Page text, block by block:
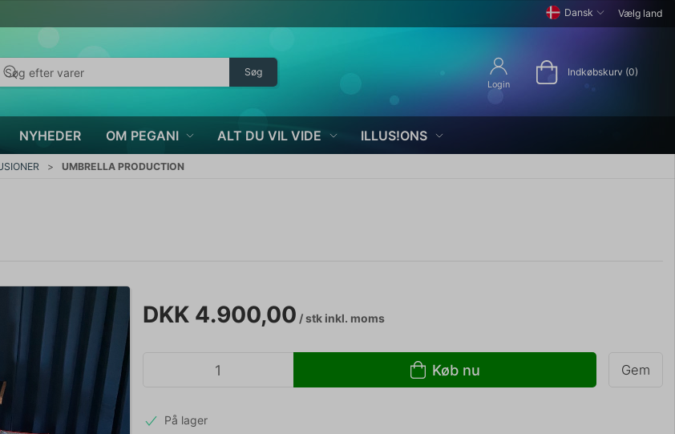
Dansk Vælg land
Søg
Login
Indkøbskurv (0)
NYHEDER OM PEGANI ALT DU VIL VIDE ILLUS!ONS
UMBRELLA PRODUCTION
DKK 4.900,00 / stkinkl. moms
Køb nu Gem
På lager